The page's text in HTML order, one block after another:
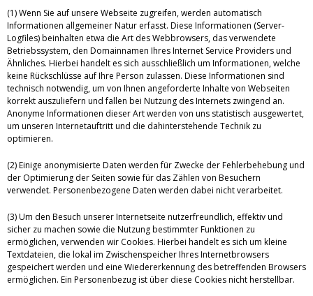
(1) Wenn Sie auf unsere Webseite zugreifen, werden automatisch
Informationen allgemeiner Natur erfasst. Diese Informationen (Server-
Logfiles) beinhalten etwa die Art des Webbrowsers, das verwendete
Betriebssystem, den Domainnamen Ihres Internet Service Providers und
Ähnliches. Hierbei handelt es sich ausschließlich um Informationen, welche
keine Rückschlüsse auf Ihre Person zulassen. Diese Informationen sind
technisch notwendig, um von Ihnen angeforderte Inhalte von Webseiten
korrekt auszuliefern und fallen bei Nutzung des Internets zwingend an.
Anonyme Informationen dieser Art werden von uns statistisch ausgewertet,
um unseren Internetauftritt und die dahinterstehende Technik zu
optimieren.
(2) Einige anonymisierte Daten werden für Zwecke der Fehlerbehebung und
der Optimierung der Seiten sowie für das Zählen von Besuchern
verwendet. Personenbezogene Daten werden dabei nicht verarbeitet.
(3) Um den Besuch unserer Internetseite nutzerfreundlich, effektiv und
sicher zu machen sowie die Nutzung bestimmter Funktionen zu
ermöglichen, verwenden wir Cookies. Hierbei handelt es sich um kleine
Textdateien, die lokal im Zwischenspeicher Ihres Internetbrowsers
gespeichert werden und eine Wiedererkennung des betreffenden Browsers
ermöglichen. Ein Personenbezug ist über diese Cookies nicht herstellbar.